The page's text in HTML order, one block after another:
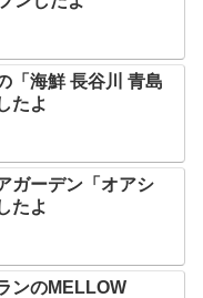
「海鮮 長谷川 青島
たよ
ガーデン「オアシ
たよ
ンのMELLOW